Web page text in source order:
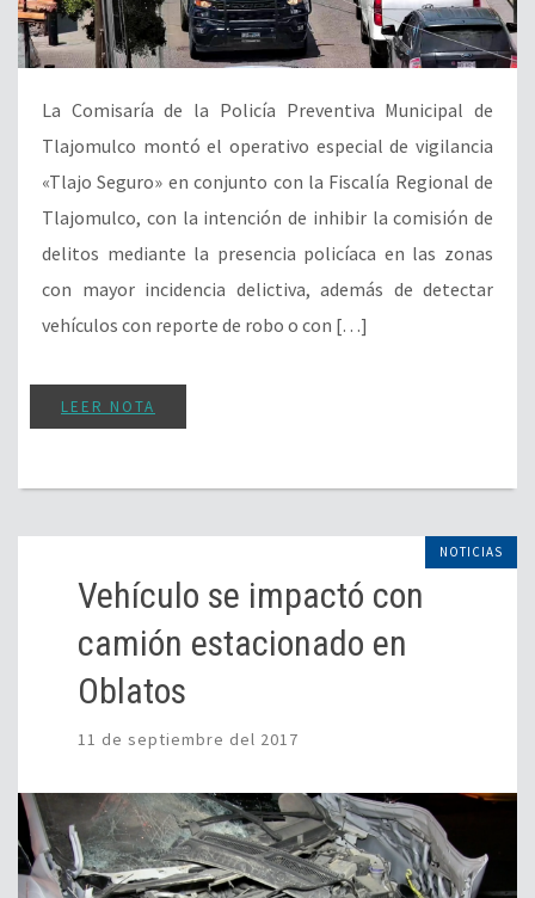
La Comisaría de la Policía Preventiva Municipal de
Tlajomulco montó el operativo especial de vigilancia
«Tlajo Seguro» en conjunto con la Fiscalía Regional de
Tlajomulco, con la intención de inhibir la comisión de
delitos mediante la presencia policíaca en las zonas
con mayor incidencia delictiva, además de detectar
vehículos con reporte de robo o con […]
LEER NOTA
NOTICIAS
Vehículo se impactó con
camión estacionado en
Oblatos
11 de septiembre del 2017